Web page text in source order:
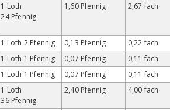
1 Loth
24 Pfennig
1,60 Pfennig 2,67 fach
1 Loth 2 Pfennig 0,13 Pfennig
0,22 fach
1 Loth 1 Pfennig 0,07 Pfennig
0,11 fach
1 Loth 1 Pfennig 0,07 Pfennig
0,11 fach
1 Loth
36 Pfennig
2,40 Pfennig 4,00 fach